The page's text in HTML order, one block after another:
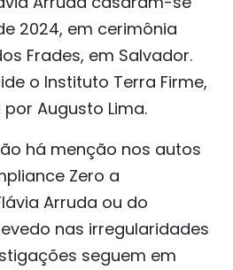
2024, em cerimônia
Frades, em Salvador.
o Instituto Terra Firme,
Augusto Lima.
há menção nos autos
Zero a
Arruda ou do
nas irregularidades
seguem em